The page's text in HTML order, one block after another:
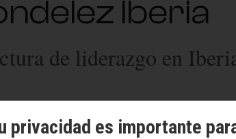
Iberia
de liderazgo en
privacidad es importante